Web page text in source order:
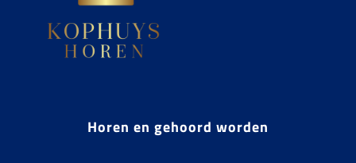
Horen en gehoord worden